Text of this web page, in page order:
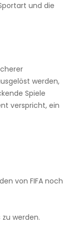
und die
werden,
Spiele
verspricht, ein
von FIFA noch
werden.